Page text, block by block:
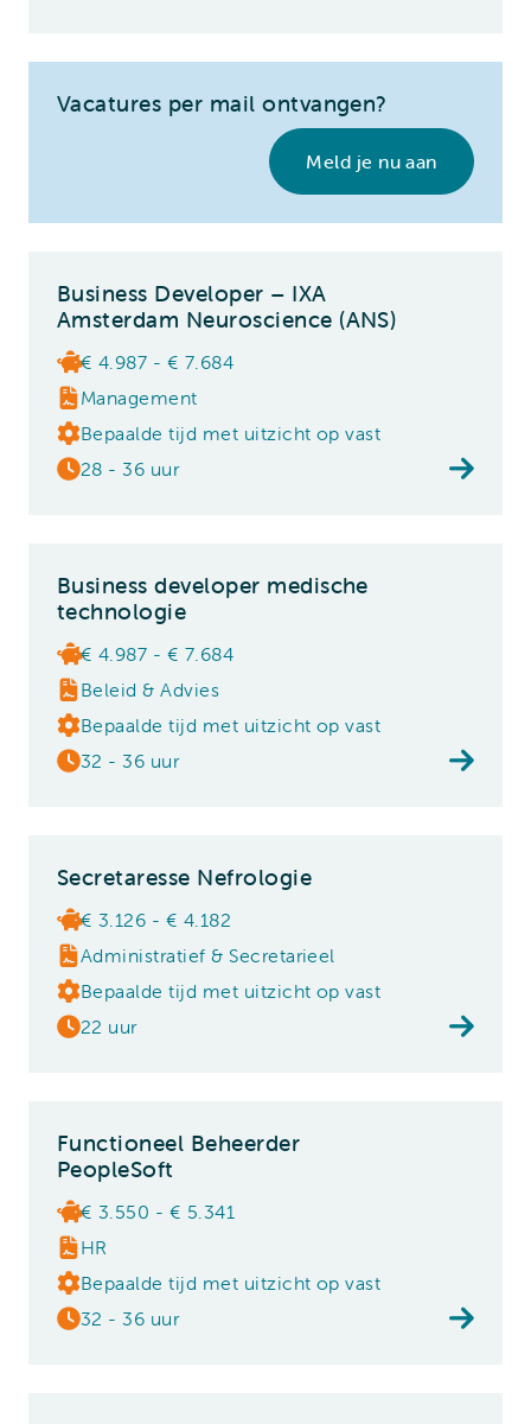
Vacatures per mail ontvangen?
Meld je nu aan
Business Developer – IXA
Amsterdam Neuroscience (ANS)
€ 4.987 - € 7.684
Management
Bepaalde tijd met uitzicht op vast
28 - 36 uur
Business developer medische
technologie
€ 4.987 - € 7.684
Beleid & Advies
Bepaalde tijd met uitzicht op vast
32 - 36 uur
Secretaresse Nefrologie
€ 3.126 - € 4.182
Administratief & Secretarieel
Bepaalde tijd met uitzicht op vast
22 uur
Functioneel Beheerder
PeopleSoft
€ 3.550 - € 5.341
HR
Bepaalde tijd met uitzicht op vast
32 - 36 uur